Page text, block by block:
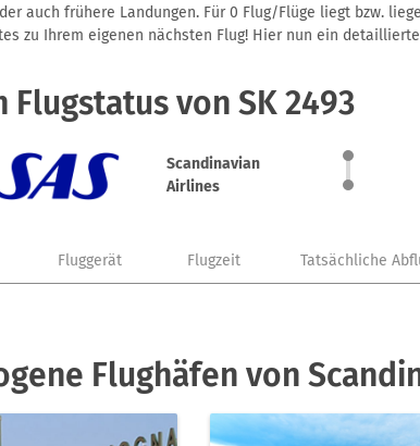
auch frühere Landungen. Für 0 Flug/Flüge liegt bzw.
zu Ihrem eigenen nächsten Flug! Hier nun ein
Flugstatus von SK 2493
Scandinavian
Airlines
Fluggerät Flugzeit Tatsächliche
Flughäfen von